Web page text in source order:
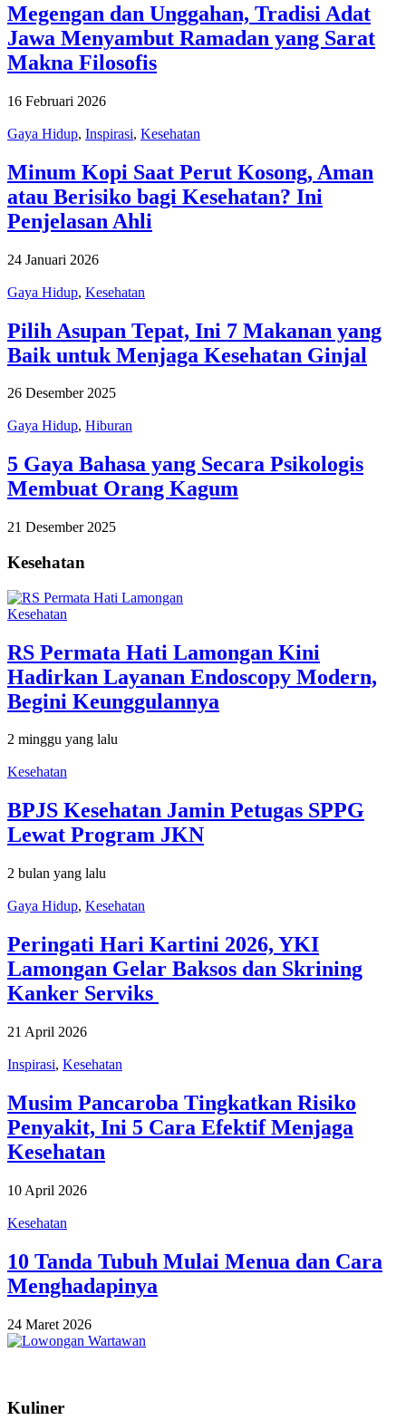
Megengan dan Unggahan, Tradisi Adat
Jawa Menyambut Ramadan yang Sarat
Makna Filosofis
16 Februari 2026
Gaya Hidup, Inspirasi, Kesehatan
Minum Kopi Saat Perut Kosong, Aman
atau Berisiko bagi Kesehatan? Ini
Penjelasan Ahli
24 Januari 2026
Gaya Hidup, Kesehatan
Pilih Asupan Tepat, Ini 7 Makanan yang
Baik untuk Menjaga Kesehatan Ginjal
26 Desember 2025
Gaya Hidup, Hiburan
5 Gaya Bahasa yang Secara Psikologis
Membuat Orang Kagum
21 Desember 2025
Kesehatan
Kesehatan
RS Permata Hati Lamongan Kini
Hadirkan Layanan Endoscopy Modern,
Begini Keunggulannya
2 minggu yang lalu
Kesehatan
BPJS Kesehatan Jamin Petugas SPPG
Lewat Program JKN
2 bulan yang lalu
Gaya Hidup, Kesehatan
Peringati Hari Kartini 2026, YKI
Lamongan Gelar Baksos dan Skrining
Kanker Serviks
21 April 2026
Inspirasi, Kesehatan
Musim Pancaroba Tingkatkan Risiko
Penyakit, Ini 5 Cara Efektif Menjaga
Kesehatan
10 April 2026
Kesehatan
10 Tanda Tubuh Mulai Menua dan Cara
Menghadapinya
24 Maret 2026
Kuliner